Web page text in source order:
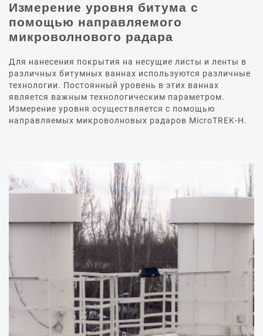
Измерение уровня битума с
помощью направляемого
микроволнового радара
Для нанесения покрытия на несущие листы и ленты в
различных битумных ваннах используются различные
технологии. Постоянный уровень в этих ваннах
является важным технологическим параметром.
Измерение уровня осуществляется с помощью
направляемых микроволновых радаров MicroTREK-H.